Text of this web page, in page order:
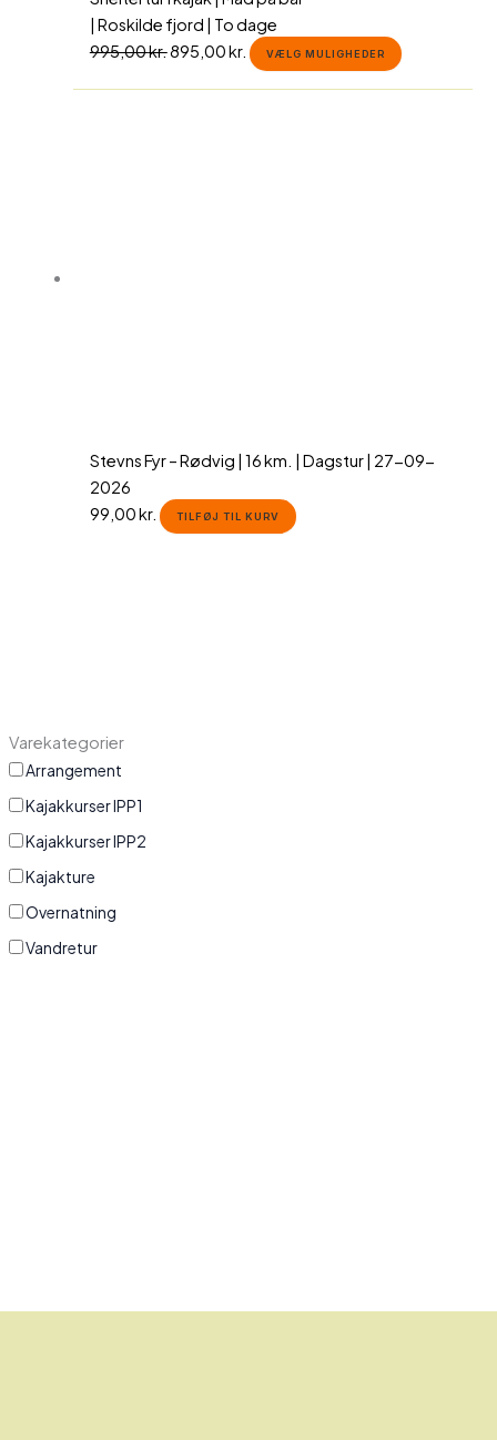
Varekategorier
Arrangement
Kajakkurser IPP1
Kajakkurser IPP2
Kajakture
Overnatning
Vandretur
| Roskilde fjord | To dage
995,00kr.895,00kr. VÆLG MULIGHEDER
Stevns Fyr – Rødvig | 16 km. | Dagstur | 27-09-
2026
99,00kr. TILFØJ TIL KURV